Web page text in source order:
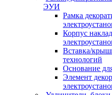
ЭУИ
Рамка
Корпус
Вставка/
технологий
Основание
Элемент